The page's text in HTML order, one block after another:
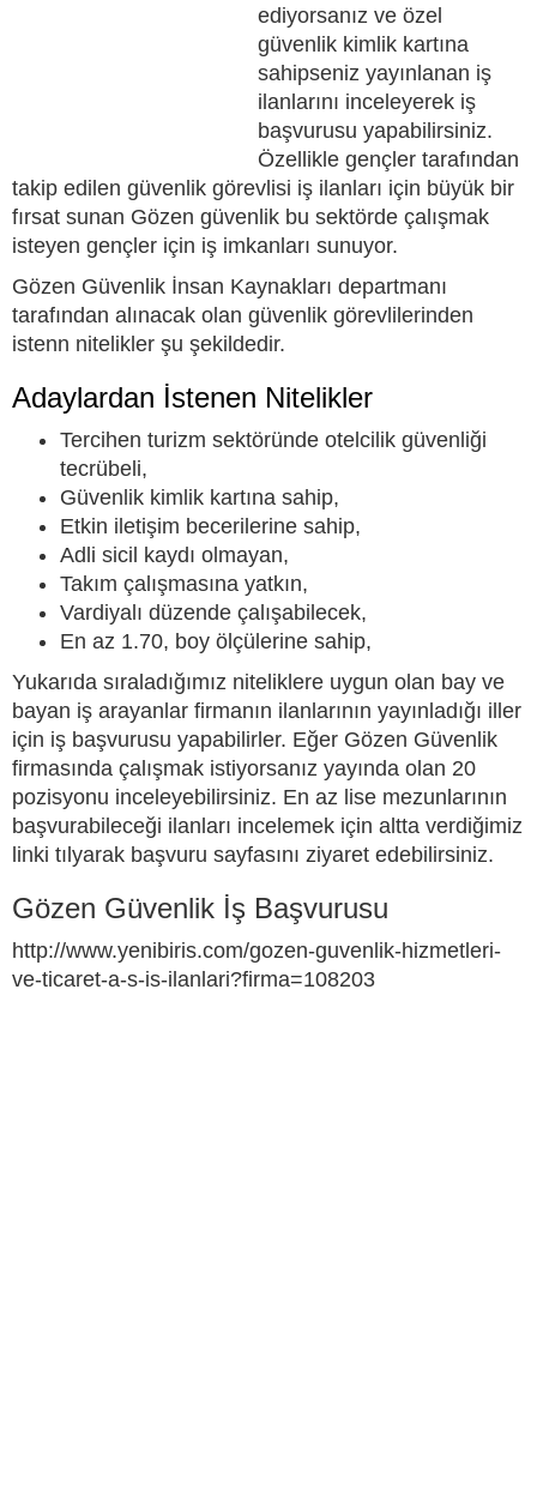
ediyorsanız ve özel
güvenlik kimlik kartına
sahipseniz yayınlanan iş
ilanlarını inceleyerek iş
başvurusu yapabilirsiniz.
Özellikle gençler tarafından
takip edilen güvenlik görevlisi iş ilanları için büyük bir
fırsat sunan Gözen güvenlik bu sektörde çalışmak
isteyen gençler için iş imkanları sunuyor.
Gözen Güvenlik İnsan Kaynakları departmanı
tarafından alınacak olan güvenlik görevlilerinden
istenn nitelikler şu şekildedir.
Adaylardan İstenen Nitelikler
Tercihen turizm sektöründe otelcilik güvenliği
tecrübeli,
Güvenlik kimlik kartına sahip,
Etkin iletişim becerilerine sahip,
Adli sicil kaydı olmayan,
Takım çalışmasına yatkın,
Vardiyalı düzende çalışabilecek,
En az 1.70, boy ölçülerine sahip,
Yukarıda sıraladığımız niteliklere uygun olan bay ve
bayan iş arayanlar firmanın ilanlarının yayınladığı iller
için iş başvurusu yapabilirler. Eğer Gözen Güvenlik
firmasında çalışmak istiyorsanız yayında olan 20
pozisyonu inceleyebilirsiniz. En az lise mezunlarının
başvurabileceği ilanları incelemek için altta verdiğimiz
linki tılyarak başvuru sayfasını ziyaret edebilirsiniz.
Gözen Güvenlik İş Başvurusu
http://www.yenibiris.com/gozen-guvenlik-hizmetleri-
ve-ticaret-a-s-is-ilanlari?firma=108203